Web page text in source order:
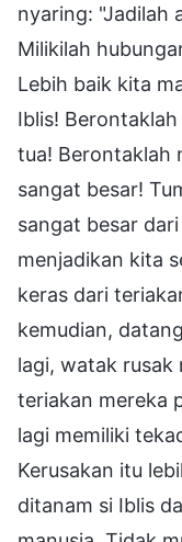
nyaring: "Jadilah
Milikilah
Lebih baik kita
Iblis!
tua! Berontaklah
sangat besar!
sangat besar
menjadikan kita
keras dari
kemudian,
lagi, watak rusak
teriakan mereka
lagi memiliki
Kerusakan itu
ditanam si Iblis